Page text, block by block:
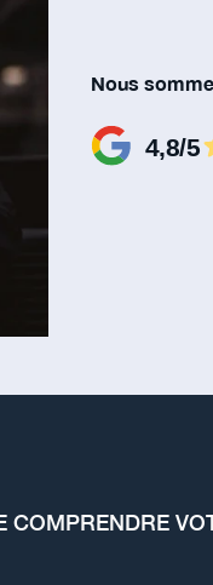
Nous
COMPRENDRE